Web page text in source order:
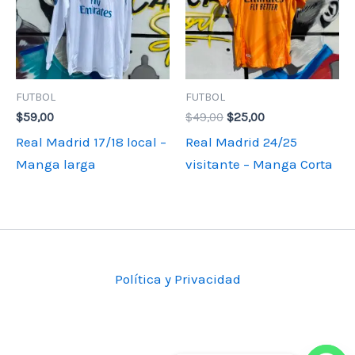
FUTBOL
$59,00
Real Madrid 17/18 local –
Manga larga
FUTBOL
$49,00 El
original
era:
$25,00El
actual
es:
$25,00.
Real Madrid 24/25
visitante – Manga Corta
Política y Privacidad